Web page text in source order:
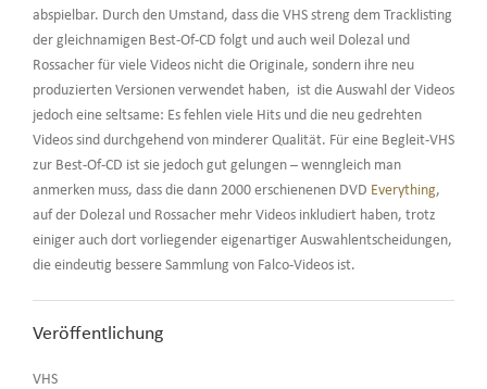
abspielbar. Durch den Umstand, dass die VHS streng dem Tracklisting
der gleichnamigen Best-Of-CD folgt und auch weil Dolezal und
Rossacher für viele Videos nicht die Originale, sondern ihre neu
produzierten Versionen verwendet haben, ist die Auswahl der Videos
jedoch eine seltsame: Es fehlen viele Hits und die neu gedrehten
Videos sind durchgehend von minderer Qualität. Für eine Begleit-VHS
zur Best-Of-CD ist sie jedoch gut gelungen – wenngleich man
anmerken muss, dass die dann 2000 erschienenen DVD Everything,
auf der Dolezal und Rossacher mehr Videos inkludiert haben, trotz
einiger auch dort vorliegender eigenartiger Auswahlentscheidungen,
die eindeutig bessere Sammlung von Falco-Videos ist.
Veröffentlichung
VHS